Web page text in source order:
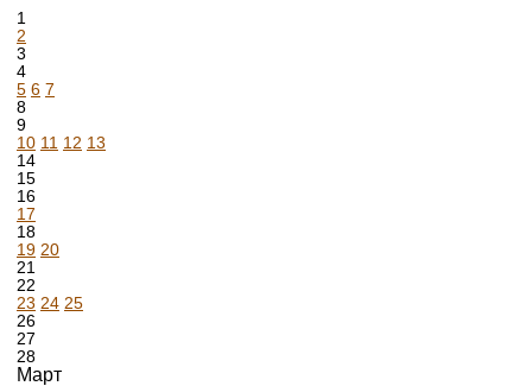
1
2
3
4
5 6 7
8
9
10 11 12 13
14
15
16
17
18
19 20
21
22
23 24 25
26
27
28
Март